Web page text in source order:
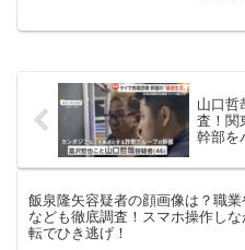
山口哲
査！関
幹部を
飯泉隆矢容疑者の顔画像は？職業
なども徹底調査！スマホ操作しな
転でひき逃げ！